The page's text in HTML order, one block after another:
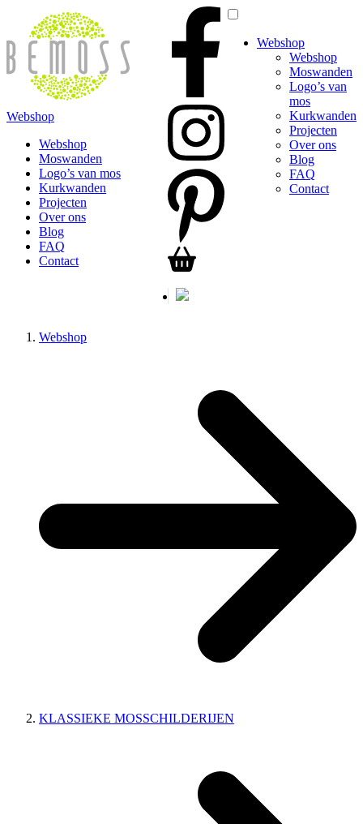
Webshop
Webshop
Moswanden
Logo’s van mos
Kurkwanden
Projecten
Over ons
Blog
FAQ
Contact
Webshop
Webshop
Moswanden
Logo’s van
mos
Kurkwanden
Projecten
Over ons
Blog
FAQ
Contact
Webshop
KLASSIEKE MOSSCHILDERIJEN